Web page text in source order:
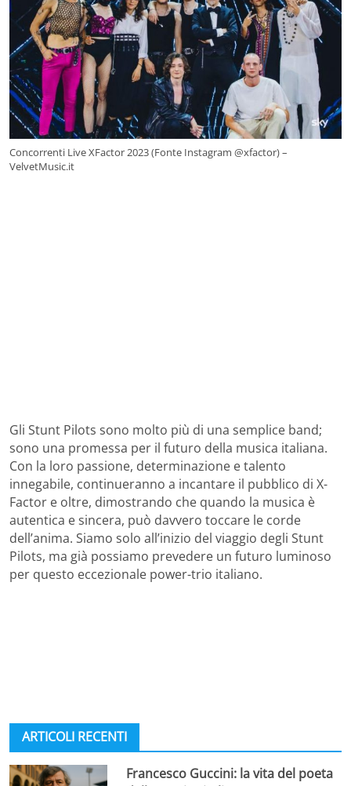
Concorrenti Live XFactor 2023 (Fonte Instagram @xfactor) –
VelvetMusic.it
Gli Stunt Pilots sono molto più di una semplice band;
sono una promessa per il futuro della musica italiana.
Con la loro passione, determinazione e talento
innegabile, continueranno a incantare il pubblico di X-
Factor e oltre, dimostrando che quando la musica è
autentica e sincera, può davvero toccare le corde
dell’anima. Siamo solo all’inizio del viaggio degli Stunt
Pilots, ma già possiamo prevedere un futuro luminoso
per questo eccezionale power-trio italiano.
ARTICOLI RECENTI
Francesco Guccini: la vita del poeta